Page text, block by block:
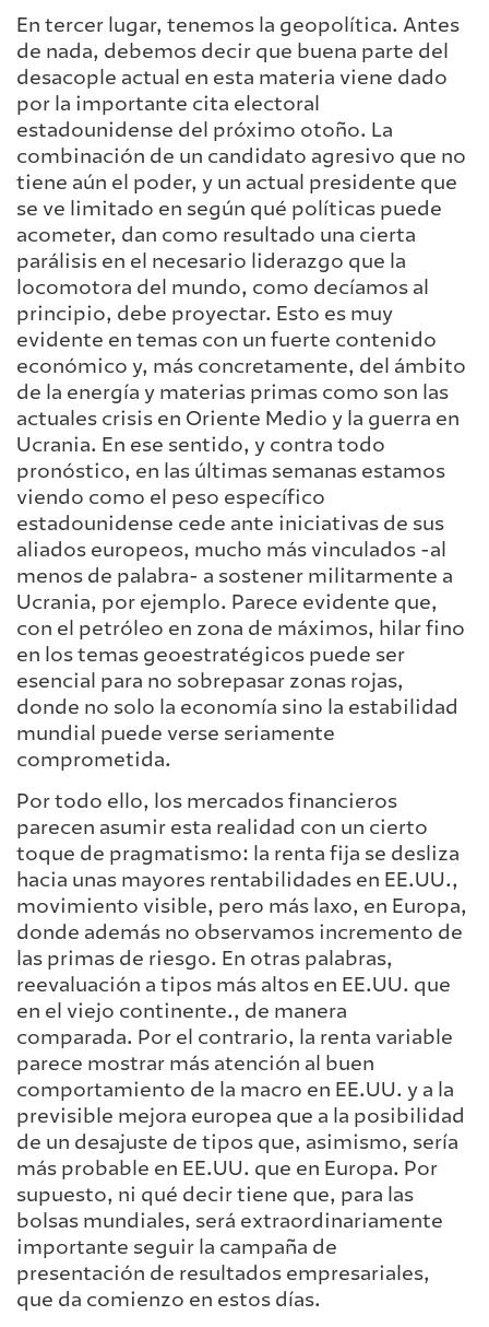
En tercer lugar, tenemos la geopolítica. Antes
de nada, debemos decir que buena parte del
desacople actual en esta materia viene dado
por la importante cita electoral
estadounidense del próximo otoño. La
combinación de un candidato agresivo que no
tiene aún el poder, y un actual presidente que
se ve limitado en según qué políticas puede
acometer, dan como resultado una cierta
parálisis en el necesario liderazgo que la
locomotora del mundo, como decíamos al
principio, debe proyectar. Esto es muy
evidente en temas con un fuerte contenido
económico y, más concretamente, del ámbito
de la energía y materias primas como son las
actuales crisis en Oriente Medio y la guerra en
Ucrania. En ese sentido, y contra todo
pronóstico, en las últimas semanas estamos
viendo como el peso específico
estadounidense cede ante iniciativas de sus
aliados europeos, mucho más vinculados -al
menos de palabra- a sostener militarmente a
Ucrania, por ejemplo. Parece evidente que,
con el petróleo en zona de máximos, hilar fino
en los temas geoestratégicos puede ser
esencial para no sobrepasar zonas rojas,
donde no solo la economía sino la estabilidad
mundial puede verse seriamente
comprometida.
Por todo ello, los mercados financieros
parecen asumir esta realidad con un cierto
toque de pragmatismo: la renta fija se desliza
hacia unas mayores rentabilidades en EE.UU.,
movimiento visible, pero más laxo, en Europa,
donde además no observamos incremento de
las primas de riesgo. En otras palabras,
reevaluación a tipos más altos en EE.UU. que
en el viejo continente., de manera
comparada. Por el contrario, la renta variable
parece mostrar más atención al buen
comportamiento de la macro en EE.UU. y a la
previsible mejora europea que a la posibilidad
de un desajuste de tipos que, asimismo, sería
más probable en EE.UU. que en Europa. Por
supuesto, ni qué decir tiene que, para las
bolsas mundiales, será extraordinariamente
importante seguir la campaña de
presentación de resultados empresariales,
que da comienzo en estos días.